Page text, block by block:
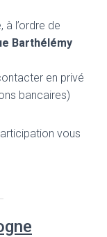
l’ordre de
Barthélémy
en privé
bancaires)
vous